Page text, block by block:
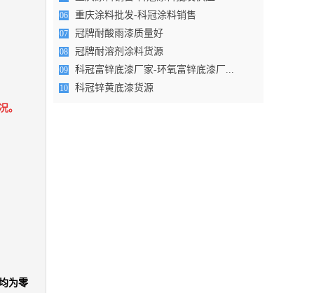
。
为零
06 重庆涂料批发-科冠涂料销售
07 冠牌耐酸雨漆质量好
08 冠牌耐溶剂涂料货源
09 科冠富锌底漆厂家-环氧富锌底漆厂...
10 科冠锌黄底漆货源